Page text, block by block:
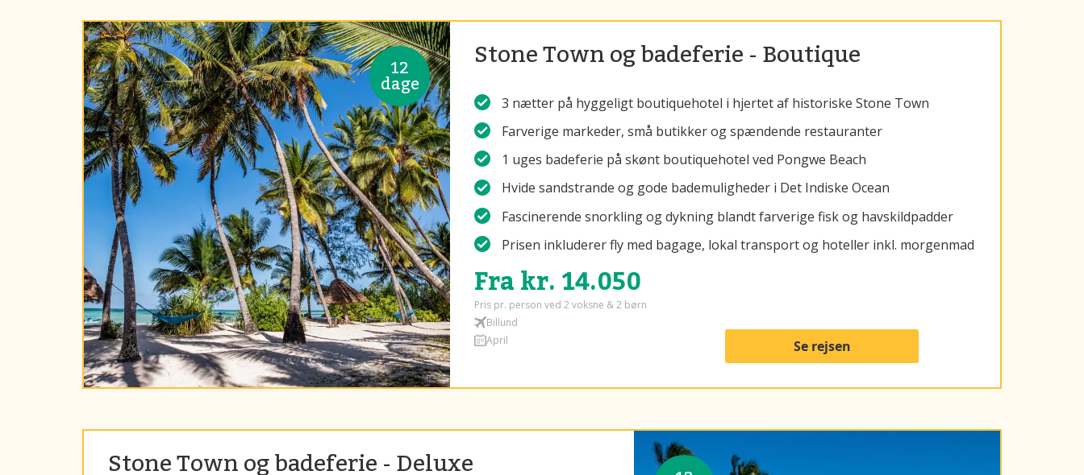
12
dage
Stone Town og badeferie - Boutique
3 nætter på hyggeligt boutiquehotel i hjertet af historiske Stone Town
Farverige markeder, små butikker og spændende restauranter
1 uges badeferie på skønt boutiquehotel ved Pongwe Beach
Hvide sandstrande og gode bademuligheder i Det Indiske Ocean
Fascinerende snorkling og dykning blandt farverige fisk og havskildpadder
Prisen inkluderer fly med bagage, lokal transport og hoteller inkl. morgenmad
Fra kr. 14.050
Pris pr. person ved 2 voksne & 2 børn
Billund
April
Se rejsen
Stone Town og badeferie - Deluxe